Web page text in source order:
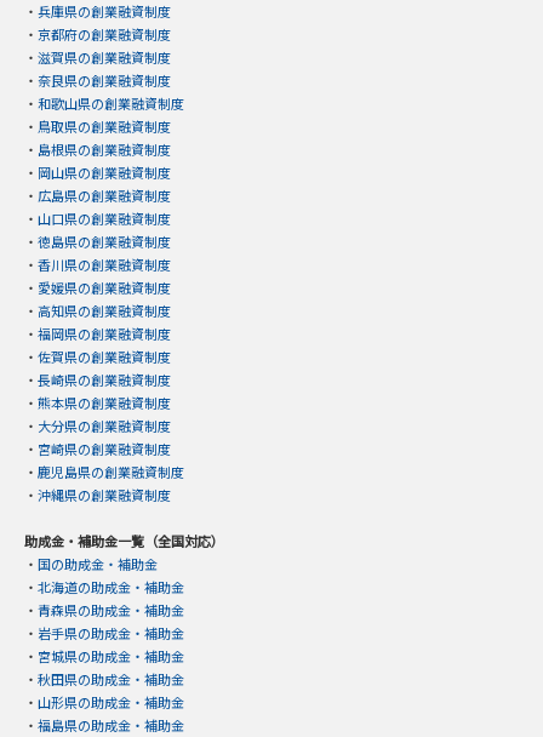
・ 兵庫県の創業融資制度
・ 京都府の創業融資制度
・ 滋賀県の創業融資制度
・ 奈良県の創業融資制度
・ 和歌山県の創業融資制度
・ 鳥取県の創業融資制度
・ 島根県の創業融資制度
・ 岡山県の創業融資制度
・ 広島県の創業融資制度
・ 山口県の創業融資制度
・ 徳島県の創業融資制度
・ 香川県の創業融資制度
・ 愛媛県の創業融資制度
・ 高知県の創業融資制度
・ 福岡県の創業融資制度
・ 佐賀県の創業融資制度
・ 長崎県の創業融資制度
・ 熊本県の創業融資制度
・ 大分県の創業融資制度
・ 宮崎県の創業融資制度
・ 鹿児島県の創業融資制度
・ 沖縄県の創業融資制度
助成金・補助金一覧（全国対応）
・ 国の助成金・補助金
・ 北海道の助成金・補助金
・ 青森県の助成金・補助金
・ 岩手県の助成金・補助金
・ 宮城県の助成金・補助金
・ 秋田県の助成金・補助金
・ 山形県の助成金・補助金
・ 福島県の助成金・補助金